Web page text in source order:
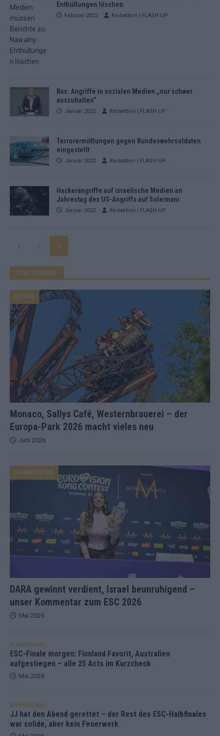
Enthüllungen löschen
Februar 2022 Redaktion | FLASH UP
Bas: Angriffe in sozialen Medien „nur schwer
auszuhalten“
Januar 2022 Redaktion | FLASH UP
Terrorermittlungen gegen Bundeswehrsoldaten
eingestellt
Januar 2022 Redaktion | FLASH UP
Hackerangriffe auf israelische Medien an
Jahrestag des US-Angriffs auf Soleimani
Januar 2022 Redaktion | FLASH UP
« 1 2
TOP STORIES
Monaco, Sallys Café, Westernbrauerei – der
Europa-Park 2026 macht vieles neu
EXTRA
Juni 2026
DARA gewinnt verdient, Israel beunruhigend –
unser Kommentar zum ESC 2026
KOMMENTAR
Mai 2026
KOMMENTAR
ESC-Finale morgen: Finnland Favorit, Australien
aufgestiegen – alle 25 Acts im Kurzcheck
Mai 2026
KOMMENTAR
JJ hat den Abend gerettet – der Rest des ESC-Halbfinales
war solide, aber kein Feuerwerk